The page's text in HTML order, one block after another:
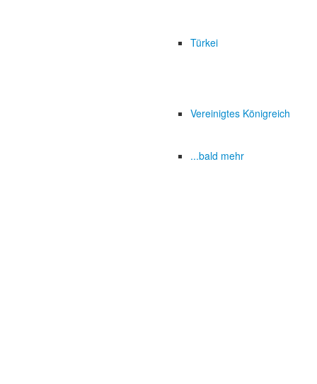
Türkei
Vereinigtes Königreich
...bald mehr